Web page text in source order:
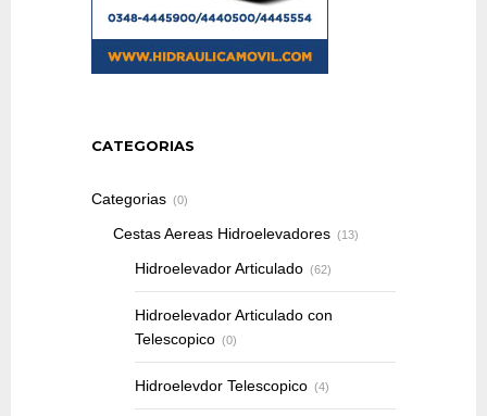
CATEGORIAS
Categorias (0)
Cestas Aereas Hidroelevadores (13)
Hidroelevador Articulado (62)
Hidroelevador Articulado con
Telescopico (0)
Hidroelevdor Telescopico (4)